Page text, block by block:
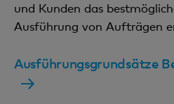
und Kunden das
Ausführung von Aufträgen
Ausführungsgrundsätze